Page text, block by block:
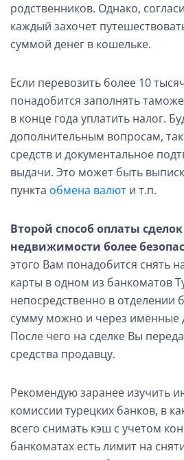
родственников. Однако,
каждый захочет
суммой денег в кошельке.
Если перевозить более 10
понадобится заполнять
в конце года уплатить налог.
дополнительным вопросам,
средств и документальное
выдачи. Это может быть
пункта обмена валют и т.п.
Второй способ оплаты
недвижимости более
этого Вам понадобится снять
карты в одном из банкоматов
непосредственно в отделении
сумму можно и через именные
После чего на сделке Вы
средства продавцу.
Рекомендую заранее изучить
комиссии турецких банков, в
всего снимать кэш с учетом
банкоматах есть лимит на